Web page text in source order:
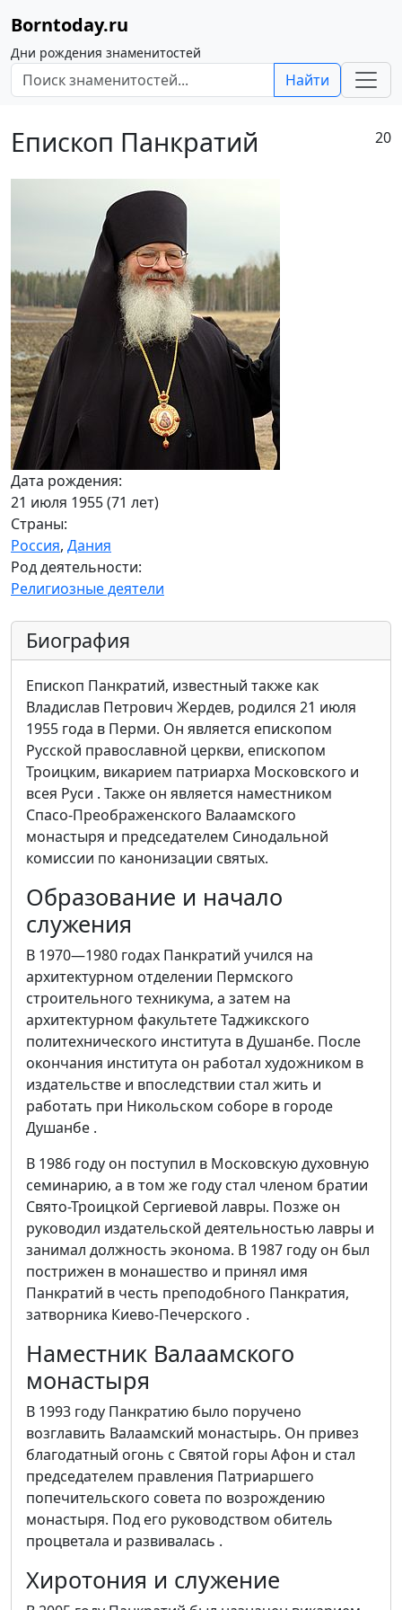
Borntoday.ru
Дни рождения знаменитостей
Найти
Епископ Панкратий 20
Дата рождения:
21 июля 1955 (71 лет)
Страны:
Россия, Дания
Род деятельности:
Религиозные деятели
Биография
Епископ Панкратий, известный также как
Владислав Петрович Жердев, родился 21 июля
1955 года в Перми. Он является епископом
Русской православной церкви, епископом
Троицким, викарием патриарха Московского и
всея Руси . Также он является наместником
Спасо-Преображенского Валаамского
монастыря и председателем Синодальной
комиссии по канонизации святых.
Образование и начало
служения
В 1970—1980 годах Панкратий учился на
архитектурном отделении Пермского
строительного техникума, а затем на
архитектурном факультете Таджикского
политехнического института в Душанбе. После
окончания института он работал художником в
издательстве и впоследствии стал жить и
работать при Никольском соборе в городе
Душанбе .
В 1986 году он поступил в Московскую духовную
семинарию, а в том же году стал членом братии
Свято-Троицкой Сергиевой лавры. Позже он
руководил издательской деятельностью лавры и
занимал должность эконома. В 1987 году он был
пострижен в монашество и принял имя
Панкратий в честь преподобного Панкратия,
затворника Киево-Печерского .
Наместник Валаамского
монастыря
В 1993 году Панкратию было поручено
возглавить Валаамский монастырь. Он привез
благодатный огонь с Святой горы Афон и стал
председателем правления Патриаршего
попечительского совета по возрождению
монастыря. Под его руководством обитель
процветала и развивалась .
Хиротония и служение